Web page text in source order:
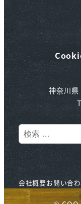
神奈川
検
索
会社概要お問い合